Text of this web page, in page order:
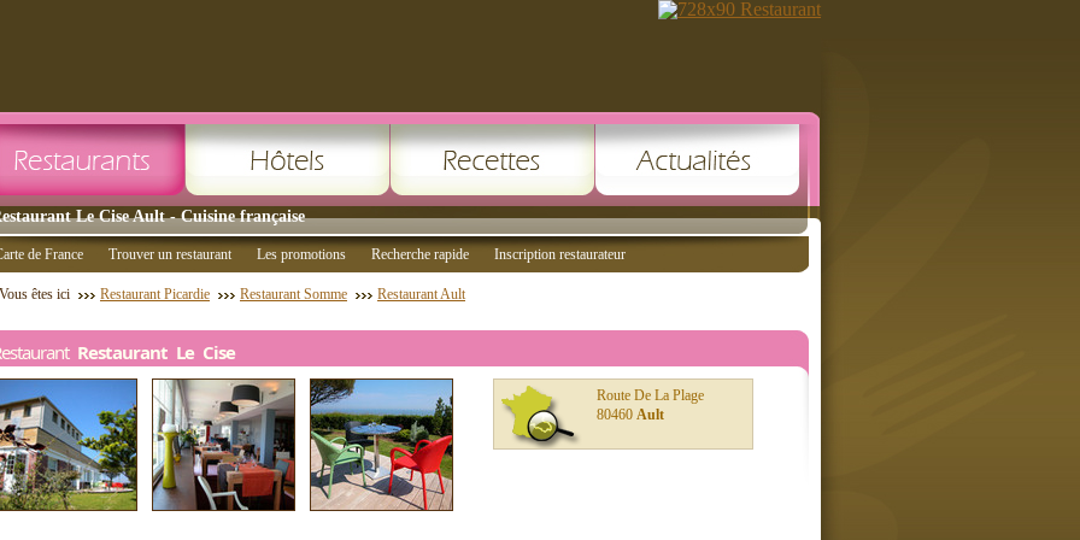
Le Cise Ault - Cuisine française
de France Trouver un restaurant Les promotions Recherche rapide Inscription restaurateur
Vous êtes ici Restaurant Picardie Restaurant Somme Restaurant Ault
Restaurant Le Cise
Route De La Plage
80460 Ault